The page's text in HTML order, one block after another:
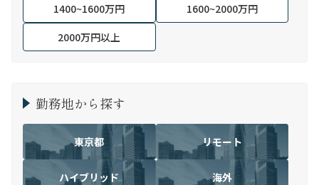
1400~1600万円
1600~2000万円
2000万円以上
勤務地から探す
東京都 リモート
ハイブリッド 海外